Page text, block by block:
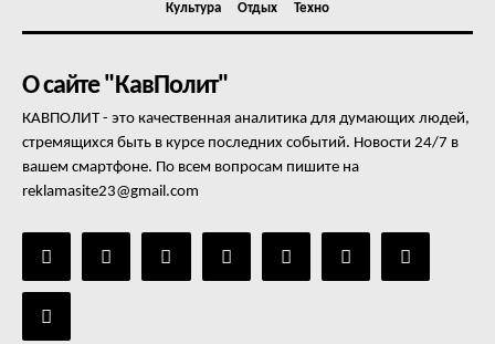
Культура
Отдых Техно
О сайте "КавПолит"
КАВПОЛИТ - это качественная аналитика для думающих людей,
стремящихся быть в курсе последних событий. Новости 24/7 в
вашем смартфоне. По всем вопросам пишите на
reklamasite23@gmail.com